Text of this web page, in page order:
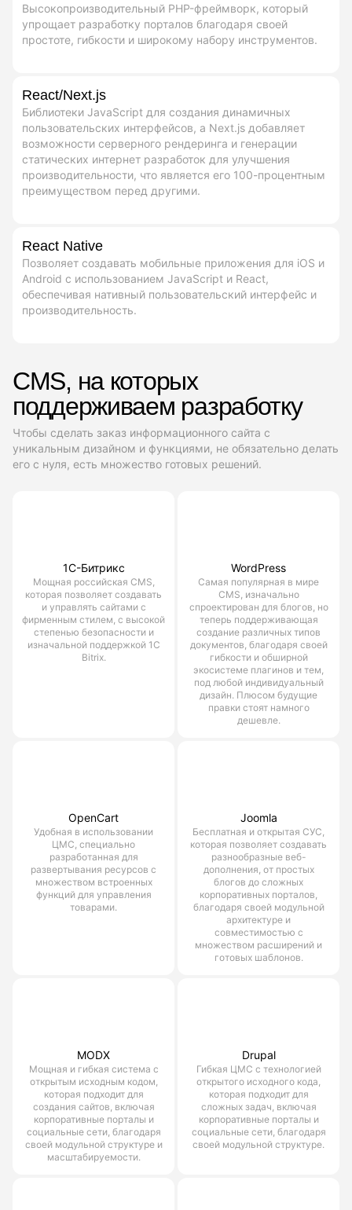
Высокопроизводительный PHP-фреймворк, который
упрощает разработку порталов благодаря своей
простоте, гибкости и широкому набору инструментов.
React/Next.js
Библиотеки JavaScript для создания динамичных
пользовательских интерфейсов, а Next.js добавляет
возможности серверного рендеринга и генерации
статических интернет разработок для улучшения
производительности, что является его 100-процентным
преимуществом перед другими.
React Native
Позволяет создавать мобильные приложения для iOS и
Android с использованием JavaScript и React,
обеспечивая нативный пользовательский интерфейс и
производительность.
CMS, на которых
поддерживаем разработку
Чтобы сделать заказ информационного сайта с
уникальным дизайном и функциями, не обязательно делать
его с нуля, есть множество готовых решений.
1С-Битрикс
Мощная российская CMS,
которая позволяет создавать
и управлять сайтами с
фирменным стилем, с высокой
степенью безопасности и
изначальной поддержкой 1С
Bitrix.
WordPress
Самая популярная в мире
CMS, изначально
спроектирован для блогов, но
теперь поддерживающая
создание различных типов
документов, благодаря своей
гибкости и обширной
экосистеме плагинов и тем,
под любой индивидуальный
дизайн. Плюсом будущие
правки стоят намного
дешевле.
OpenCart
Удобная в использовании
ЦМС, специально
разработанная для
развертывания ресурсов с
множеством встроенных
функций для управления
товарами.
Joomla
Бесплатная и открытая СУС,
которая позволяет создавать
разнообразные веб-
дополнения, от простых
блогов до сложных
корпоративных порталов,
благодаря своей модульной
архитектуре и
совместимостью с
множеством расширений и
готовых шаблонов.
MODX
Мощная и гибкая система с
открытым исходным кодом,
которая подходит для
создания сайтов, включая
корпоративные порталы и
социальные сети, благодаря
своей модульной структуре и
масштабируемости.
Drupal
Гибкая ЦМС с технологией
открытого исходного кода,
которая подходит для
сложных задач, включая
корпоративные порталы и
социальные сети, благодаря
своей модульной структуре.